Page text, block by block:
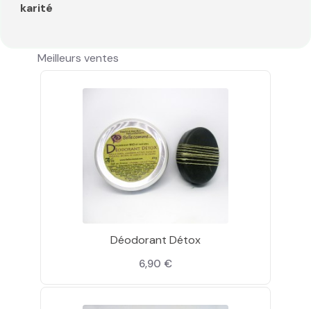
karité
Meilleurs ventes
Déodorant Détox
6,90 €